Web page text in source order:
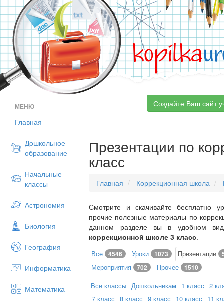
kopilka
МЕНЮ
Главная
Дошкольное
образование
Начальные
классы
Астрономия
Биология
География
Информатика
Математика
Создайте Ваш сайт
Презентации по
класс
Главная Коррекционная школа
Смотрите и скачивайте бесплатно
прочие полезные материалы по
данном разделе вы в удобном
коррекционной школе 3 класс.
Все 4546 Уроки 1073 Презентации
Мероприятия 702 Прочее 1510
Все классы Дошкольникам 1 класс 2
7 класс 8 класс 9 класс 10 класс 11